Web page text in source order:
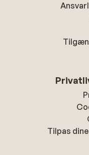
Tilpas